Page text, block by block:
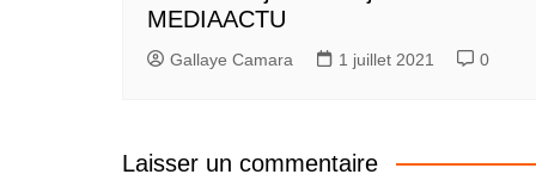
MEDIAACTU
Gallaye Camara 1 juillet 2021 0
Laisser un commentaire